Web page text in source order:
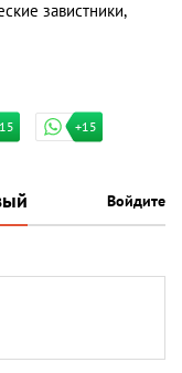
завистники,
+15
Войдите